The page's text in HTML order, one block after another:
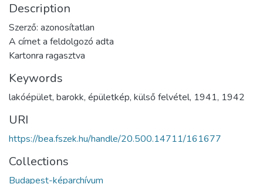
Description
Szerző: azonosítatlan
A címet a feldolgozó adta
Kartonra ragasztva
Keywords
lakóépület, barokk, épületkép, külső felvétel, 1941, 1942
URI
https://bea.fszek.hu/handle/20.500.14711/161677
Collections
Budapest-képarchívum